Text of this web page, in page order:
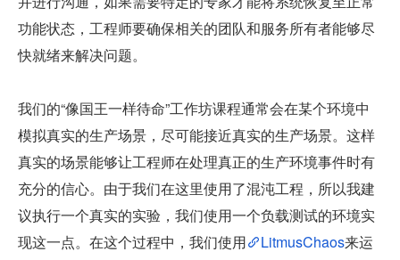
功能状态，工程师要确保相关的团队和服务所有者能够尽
快就绪来解决问题。
我们的“像国王一样待命”工作坊课程通常会在某个环境中
模拟真实的生产场景，尽可能接近真实的生产场景。这样
真实的场景能够让工程师在处理真正的生产环境事件时有
充分的信心。由于我们在这里使用了混沌工程，所以我建
议执行一个真实的实验，我们使用一个负载测试的环境实
现这一点。在这个过程中，我们使用
LitmusChaos来运